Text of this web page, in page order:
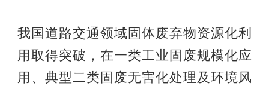
我国道路交通领域固体废弃物资源化利
用取得突破，在一类工业固废规模化应
用、典型二类固废无害化处理及环境风